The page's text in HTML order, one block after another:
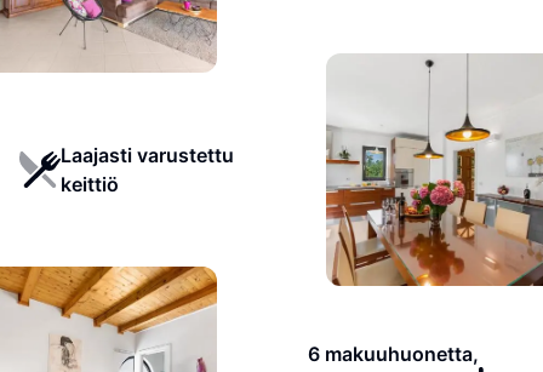
Laajasti varustettu
keittiö
6 makuuhuonetta,